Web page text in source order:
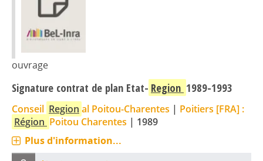
ouvrage
Signature contrat de plan Etat- Region 1989-1993
Conseil Region al Poitou-Charentes | Poitiers [FRA] :
Région Poitou Charentes | 1989
Plus d'information...